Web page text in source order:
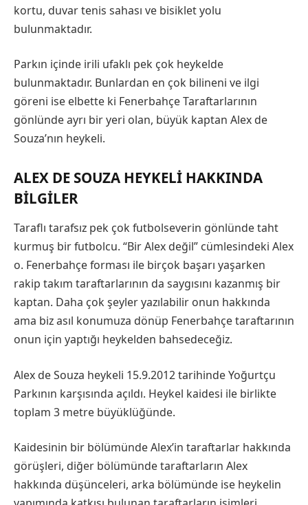
kortu, duvar tenis sahası ve bisiklet yolu
bulunmaktadır.
Parkın içinde irili ufaklı pek çok heykelde
bulunmaktadır. Bunlardan en çok bilineni ve ilgi
göreni ise elbette ki Fenerbahçe Taraftarlarının
gönlünde ayrı bir yeri olan, büyük kaptan Alex de
Souza’nın heykeli.
ALEX DE SOUZA HEYKELI HAKKINDA
BILGILER
Taraflı tarafsız pek çok futbolseverin gönlünde taht
kurmuş bir futbolcu. “Bir Alex değil” cümlesindeki Alex
o. Fenerbahçe forması ile birçok başarı yaşarken
rakip takım taraftarlarının da saygısını kazanmış bir
kaptan. Daha çok şeyler yazılabilir onun hakkında
ama biz asıl konumuza dönüp Fenerbahçe taraftarının
onun için yaptığı heykelden bahsedeceğiz.
Alex de Souza heykeli 15.9.2012 tarihinde Yoğurtçu
Parkının karşısında açıldı. Heykel kaidesi ile birlikte
toplam 3 metre büyüklüğünde.
Kaidesinin bir bölümünde Alex’in taraftarlar hakkında
görüşleri, diğer bölümünde taraftarların Alex
hakkında düşünceleri, arka bölümünde ise heykelin